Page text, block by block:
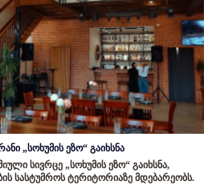
„სოხუმის ეზო“ გაიხსნა
სივრცე „სოხუმის ეზო“ გაიხსნა,
სასტუმროს ტერიტორიაზე მდებარეობს.